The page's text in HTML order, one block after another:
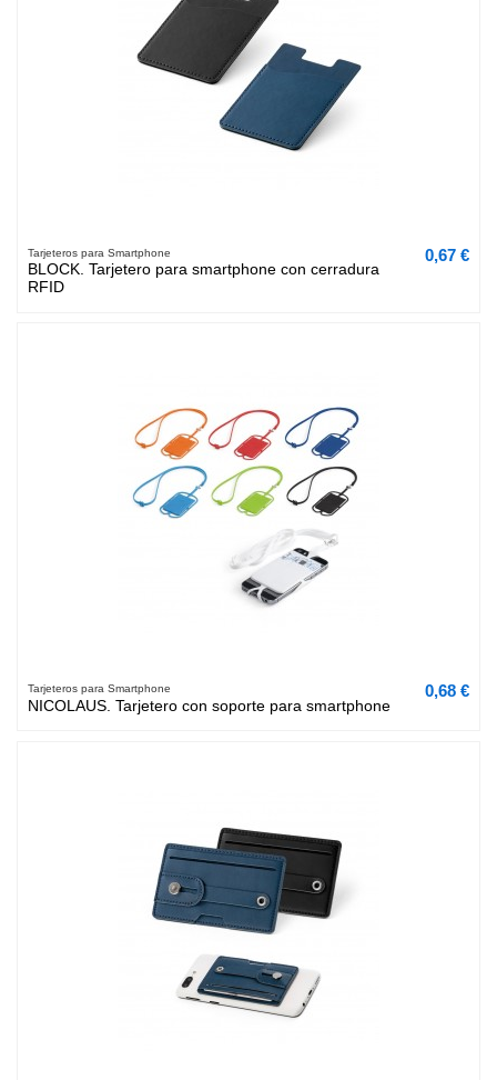
Tarjeteros para Smartphone
BLOCK. Tarjetero para smartphone con cerradura
RFID
0,67 €
Tarjeteros para Smartphone
NICOLAUS. Tarjetero con soporte para smartphone
0,68 €